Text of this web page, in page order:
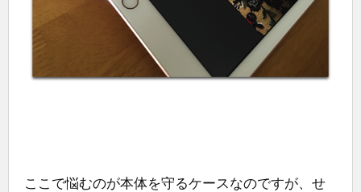
ここで悩むのが本体を守るケースなのですが、せ